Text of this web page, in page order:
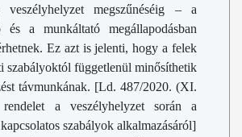
veszélyhelyzet megszűnéséig – a
és a munkáltató megállapodásban
Ez azt is jelenti, hogy a felek
szabályoktól függetlenül minősíthetik
távmunkának. [Ld. 487/2020. (XI.
a veszélyhelyzet során a
szabályok alkalmazásáról]